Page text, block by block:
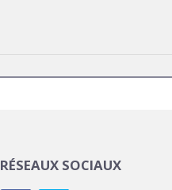
RÉSEAUX SOCIAUX